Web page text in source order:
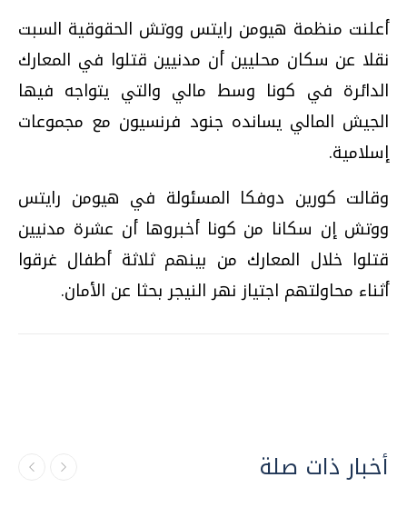
أعلنت منظمة هيومن رايتس ووتش الحقوقية السبت
نقلا عن سكان محليين أن مدنيين قتلوا في المعارك
الدائرة في كونا وسط مالي والتي يتواجه فيها
الجيش المالي يسانده جنود فرنسيون مع مجموعات
إسلامية.
وقالت كورين دوفكا المسئولة في هيومن رايتس
ووتش إن سكانا من كونا أخبروها أن عشرة مدنيين
قتلوا خلال المعارك من بينهم ثلاثة أطفال غرقوا
أثناء محاولتهم اجتياز نهر النيجر بحثا عن الأمان.
أخبار ذات صلة